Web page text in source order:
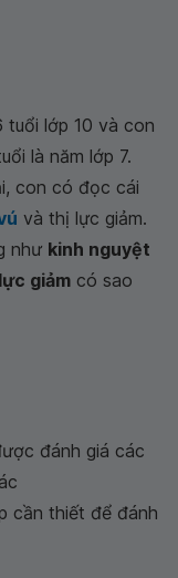
tuổi lớp 10 và con
là năm lớp 7.
con có đọc cái
và thị lực giảm.
như kinh nguyệt
giảm có sao
đánh giá các
cần thiết để đánh